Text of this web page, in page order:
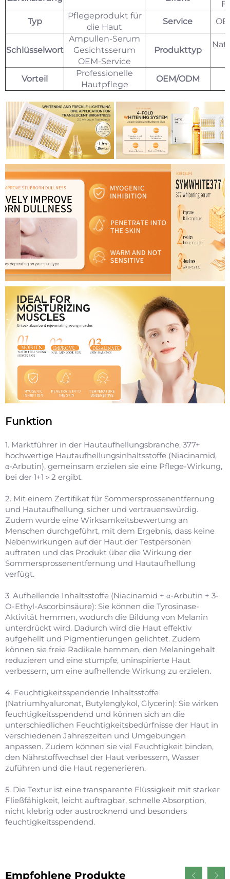
Typ
Pflegeprodukt für
die Haut
Service
Schlüsselwort
Ampullen-Serum
Gesichtsserum
OEM-Service
Produkttyp
Vorteil
Professionelle
Hautpflege
OEM/ODM
Funktion
1. Marktführer in der Hautaufhellungsbranche, 377+
hochwertige Hautaufhellungsinhaltsstoffe (Niacinamid,
α-Arbutin), gemeinsam erzielen sie eine Pflege-Wirkung,
bei der 1+1＞2 ergibt.
2. Mit einem Zertifikat für Sommersprossenentfernung
und Hautaufhellung, sicher und vertrauenswürdig.
Zudem wurde eine Wirksamkeitsbewertung an
Menschen durchgeführt, mit dem Ergebnis, dass keine
Nebenwirkungen auf der Haut der Testpersonen
auftraten und das Produkt über die Wirkung der
Sommersprossenentfernung und Hautaufhellung
verfügt.
3. Aufhellende Inhaltsstoffe (Niacinamid + α-Arbutin + 3-
O-Ethyl-Ascorbinsäure): Sie können die Tyrosinase-
Aktivität hemmen, wodurch die Bildung von Melanin
unterdrückt wird. Dadurch wird die Haut effektiv
aufgehellt und Pigmentierungen gelichtet. Zudem
können sie freie Radikale hemmen, den Melaningehalt
reduzieren und eine stumpfe, uninspirierte Haut
verbessern, um eine aufhellende Wirkung zu erzielen.
4. Feuchtigkeitsspendende Inhaltsstoffe
(Natriumhyaluronat, Butylenglykol, Glycerin): Sie wirken
feuchtigkeitsspendend und können sich an die
unterschiedlichen Feuchtigkeitsbedürfnisse der Haut in
verschiedenen Jahreszeiten und Umgebungen
anpassen. Zudem können sie viel Feuchtigkeit binden,
den Nährstoffwechsel der Haut verbessern, Wasser
zuführen und die Haut regenerieren.
5. Die Textur ist eine transparente Flüssigkeit mit starker
Fließfähigkeit, leicht auftragbar, schnelle Absorption,
nicht klebrig oder austrocknend und besonders
feuchtigkeitsspendend.
Empfohlene Produkte